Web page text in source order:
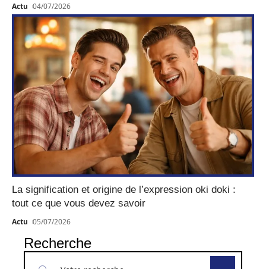
Actu 04/07/2026
La signification et origine de l’expression oki doki :
tout ce que vous devez savoir
Actu 05/07/2026
Recherche